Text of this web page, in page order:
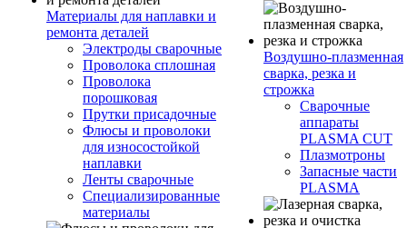
Материалы для наплавки и
ремонта деталей
Электроды сварочные
Проволока сплошная
Проволока
порошковая
Прутки присадочные
Флюсы и проволоки
для износостойкой
наплавки
Ленты сварочные
Специализированные
материалы
Воздушно-плазменная
сварка, резка и
строжка
Сварочные
аппараты
PLASMA CUT
Плазмотроны
Запасные части
PLASMA